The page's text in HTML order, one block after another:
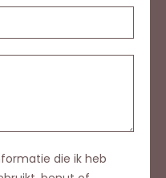
die ik heb